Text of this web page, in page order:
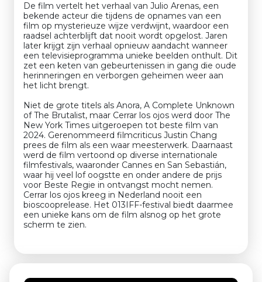
De film vertelt het verhaal van Julio Arenas, een
bekende acteur die tijdens de opnames van een
film op mysterieuze wijze verdwijnt, waardoor een
raadsel achterblijft dat nooit wordt opgelost. Jaren
later krijgt zijn verhaal opnieuw aandacht wanneer
een televisieprogramma unieke beelden onthult. Dit
zet een keten van gebeurtenissen in gang die oude
herinneringen en verborgen geheimen weer aan
het licht brengt.
Niet de grote titels als Anora, A Complete Unknown
of The Brutalist, maar Cerrar los ojos werd door The
New York Times uitgeroepen tot beste film van
2024. Gerenommeerd filmcriticus Justin Chang
prees de film als een waar meesterwerk. Daarnaast
werd de film vertoond op diverse internationale
filmfestivals, waaronder Cannes en San Sebastián,
waar hij veel lof oogstte en onder andere de prijs
voor Beste Regie in ontvangst mocht nemen.
Cerrar los ojos kreeg in Nederland nooit een
bioscooprelease. Het 013IFF-festival biedt daarmee
een unieke kans om de film alsnog op het grote
scherm te zien.